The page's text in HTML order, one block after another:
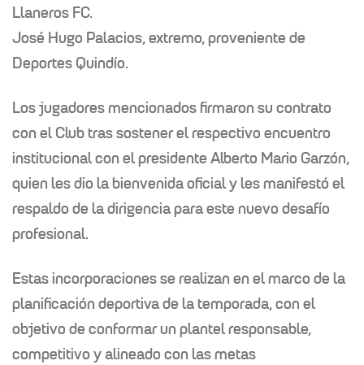
Llaneros FC.
José Hugo Palacios, extremo, proveniente de
Deportes Quindío.
Los jugadores mencionados firmaron su contrato
con el Club tras sostener el respectivo encuentro
institucional con el presidente Alberto Mario Garzón,
quien les dio la bienvenida oficial y les manifestó el
respaldo de la dirigencia para este nuevo desafío
profesional.
Estas incorporaciones se realizan en el marco de la
planificación deportiva de la temporada, con el
objetivo de conformar un plantel responsable,
competitivo y alineado con las metas